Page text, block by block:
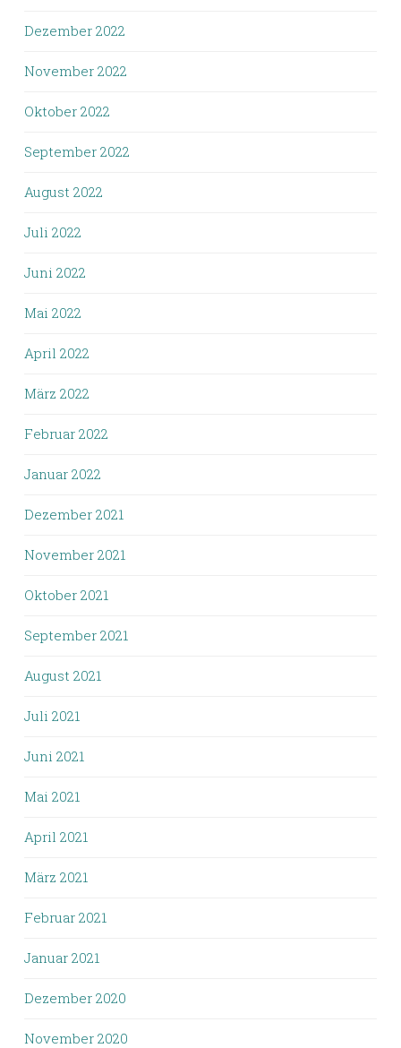
Dezember 2022
November 2022
Oktober 2022
September 2022
August 2022
Juli 2022
Juni 2022
Mai 2022
April 2022
März 2022
Februar 2022
Januar 2022
Dezember 2021
November 2021
Oktober 2021
September 2021
August 2021
Juli 2021
Juni 2021
Mai 2021
April 2021
März 2021
Februar 2021
Januar 2021
Dezember 2020
November 2020